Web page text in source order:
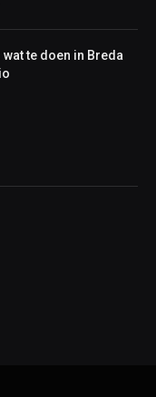
te doen in Breda